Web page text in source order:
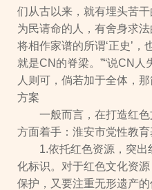
们从古以来，就有埋头苦
为民请命的人，有舍身求
将相作家谱的所谓‘正史’
就是CN的脊梁。”“说CN
人则可，倘若加于全体，
方案
一般而言，在打造红
方面着手：淮安市党性教
1.依托红色资源，突
化标识。对于红色文化资
保护，又要注重无形遗产的